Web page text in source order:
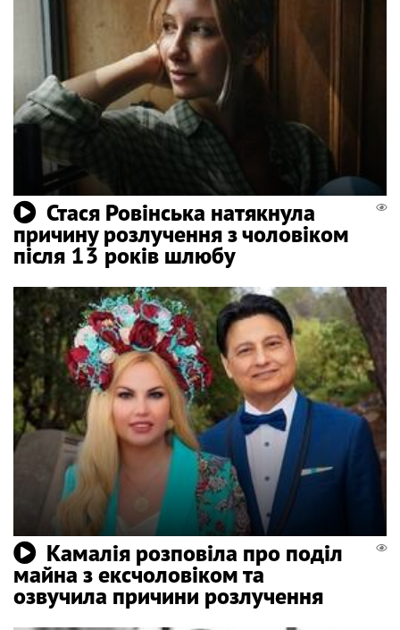
Стася Ровінська натякнула
причину розлучення з чоловіком
після 13 років шлюбу
Камалія розповіла про поділ
майна з ексчоловіком та
озвучила причини розлучення